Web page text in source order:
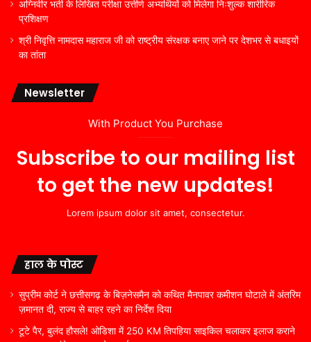
अग्निवीर भर्ती के लिखित परीक्षा उत्तीर्ण अभ्यर्थियों को मिलेगा निःशुल्क शारीरिक
प्रशिक्षण
श्री निवृत्ति नामदास महाराज जी को राष्ट्रीय संरक्षक बनाए जाने पर देशभर से बधाइयों
का तांता
Newsletter
With Product You Purchase
Subscribe to our mailing list
to get the new updates!
Lorem ipsum dolor sit amet, consectetur.
हाल के पोस्ट
सुप्रीम कोर्ट ने छत्तीसगढ़ के बिज़नेसमैन को कथित मैनपावर कमीशन घोटाले में अंतरिम
ज़मानत दी, राज्य से बाहर रहने का निर्देश दिया
टूटे पैर, बुलंद हौसले! ओडिशा में 250 KM तिपहिया साइकिल चलाकर इलाज कराने